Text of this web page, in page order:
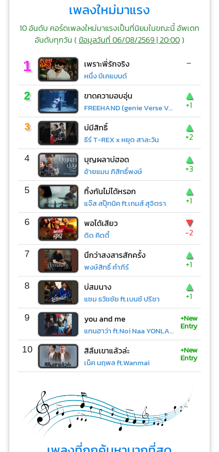
เพลงใหม่มาแรง
10 อันดับ คอร์ดเพลงใหม่มาแรงเป็นที่นิยมในขณะนี้ อัพเดท
อันดับทุกวัน (ข้อมูลวันที่ 06/08/2569 | 20:00)
1 เพราะพี่รักจริง
หนึ่ง บีเคแบนด์
-
2 ขาดความอบอุ่น
FREEHAND (genie Verse Vol.1)
▲
+1
3 บ่มีสิทธิ์
ธีร์ T-REX x หยุด สาละวัน
▲
+2
4 บุญผลาบ่ฮอด
อ้ายแมน ภิสิทธิ์พงษ์
▲
+3
5 ทิ้งกันไม่ได้หรอก
แจ๊ส สปุ๊กนิค ft.เกมส์ สุจิตรา
▲
+1
6 พอได้เสียว
ดิด คิตตี้
▼
-2
7 นึกว่าสงสารสักครั้ง
พงษ์สิทธิ์ คำภีร์
▲
+1
8 บ่สมนาง
แซม ธวัชชัย ft.เบนซ์ ปรีชา
▲
+1
9 you and me
แกนฮาว่า ft.Noi Naa YONLAPA
+New
Entry
10 สิลืมเขาแล้วล่ะ
เน็ค นฤพล ft.Wanmai
+New
Entry